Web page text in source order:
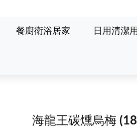
餐廚衛浴居家 日用清潔
海龍王碳燻烏梅